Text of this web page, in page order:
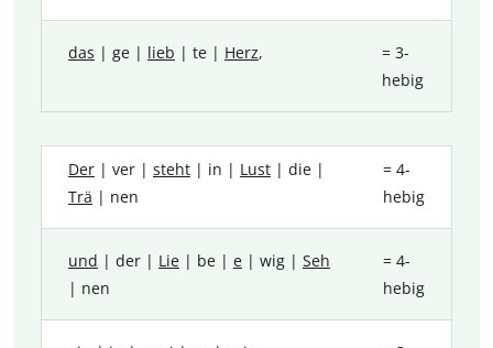
das | ge | lieb | te | Herz,
= 3-
hebig
Der| ver | steht| in | Lust| die |
Trä | nen
= 4-
hebig
und | der | Lie| be | e| wig | Seh
| nen
= 4-
hebig